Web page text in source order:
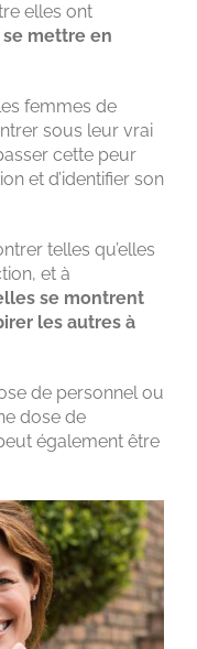
elles ont
se mettre en
femmes de
sous leur vrai
cette peur
et d’identifier son
telles qu’elles
et à
se montrent
les autres à
de personnel ou
dose de
également être